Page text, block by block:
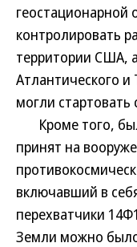
геостационарной
контролировать
территории США,
Атлантического и
могли
Кроме того,
принят на
включавший в
перехватчики
Земли можно